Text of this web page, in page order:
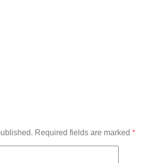
Required fields are marked *